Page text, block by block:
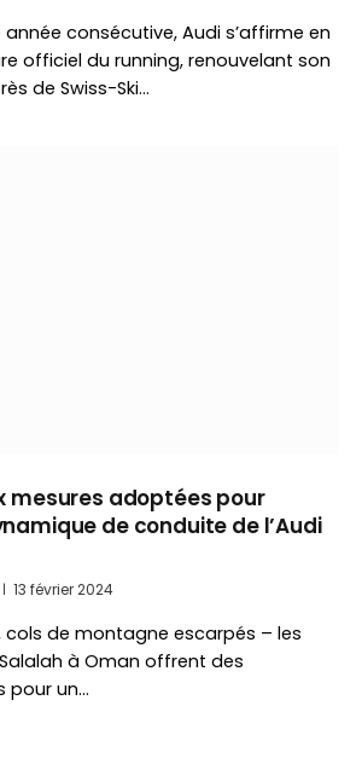
consécutive, Audi s’affirme en
officiel du running, renouvelant son
de Swiss-Ski…
mesures adoptées pour
de conduite de l’Audi
13 février 2024
cols de montagne escarpés – les
à Oman offrent des
pour un…